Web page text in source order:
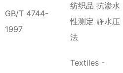
GB/T 4744-
1997
纺织品 抗渗水
性测定 静水压
法
Textiles -